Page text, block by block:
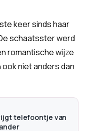
keer sinds haar
schaatsster werd
romantische wijze
niet anders dan
telefoontje van